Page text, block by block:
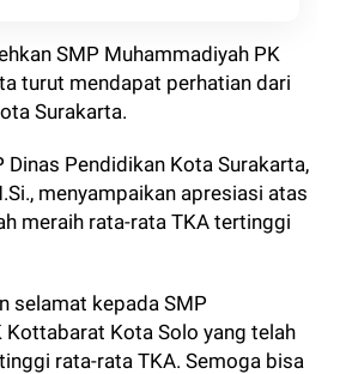
SMP Muhammadiyah PK
turut mendapat perhatian dari
Surakarta.
Dinas Pendidikan Kota Surakarta,
menyampaikan apresiasi atas
meraih rata-rata TKA tertinggi
selamat kepada SMP
Kottabarat Kota Solo yang telah
rata-rata TKA. Semoga bisa